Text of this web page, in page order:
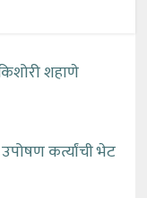
शहाणे
कर्त्यांची भेट